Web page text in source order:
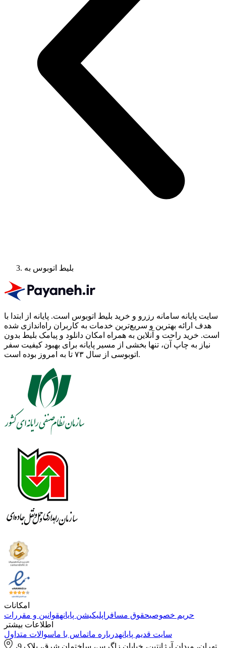
بلیط اتوبوس به
سایت پایانه سامانه رزرو و خرید بلیط اتوبوس است. پایانه از ابتدا با
هدف ارائه بهترین و سریع‌ترین خدمات به کاربران راه‌اندازی شده
است. خرید راحت و آنلاین به همراه امکان دانلود و پیامک بلیط بدون
نیاز به چاپ آن، تنها بخشی از مسیر پایانه برای بهبود کیفیت سفر
اتوبوسی از سال ۷۳ تا به امروز بوده است.
امکانات
حریم خصوصیحقوق مسافر اپلیکیشن پایانهقوانین و مقررات
اطلاعات بیشتر
سایت قدیم پایانهدرباره ماتماس با ماسوالات متداول